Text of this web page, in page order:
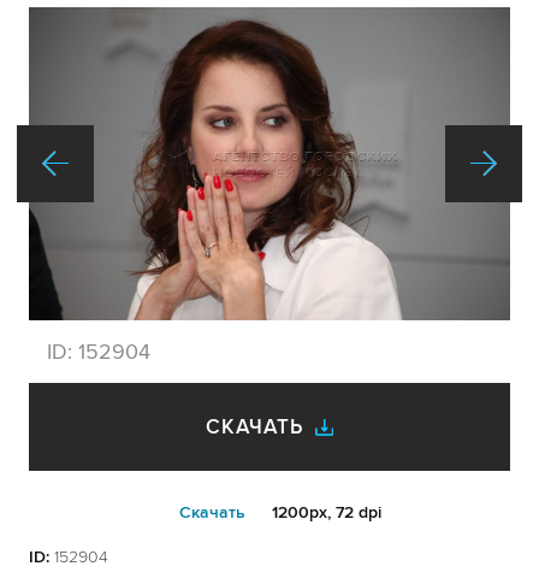
ID: 152904
СКАЧАТЬ
Cкачать 1200px, 72 dpi
ID: 152904